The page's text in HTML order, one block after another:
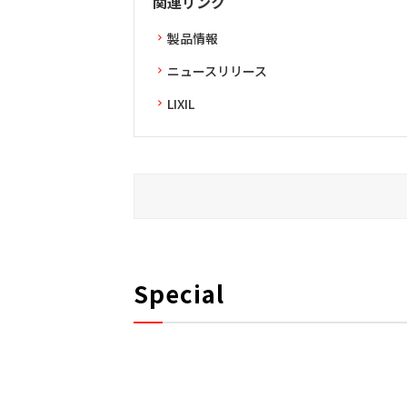
製品情報
ニュースリリース
LIXIL
Special